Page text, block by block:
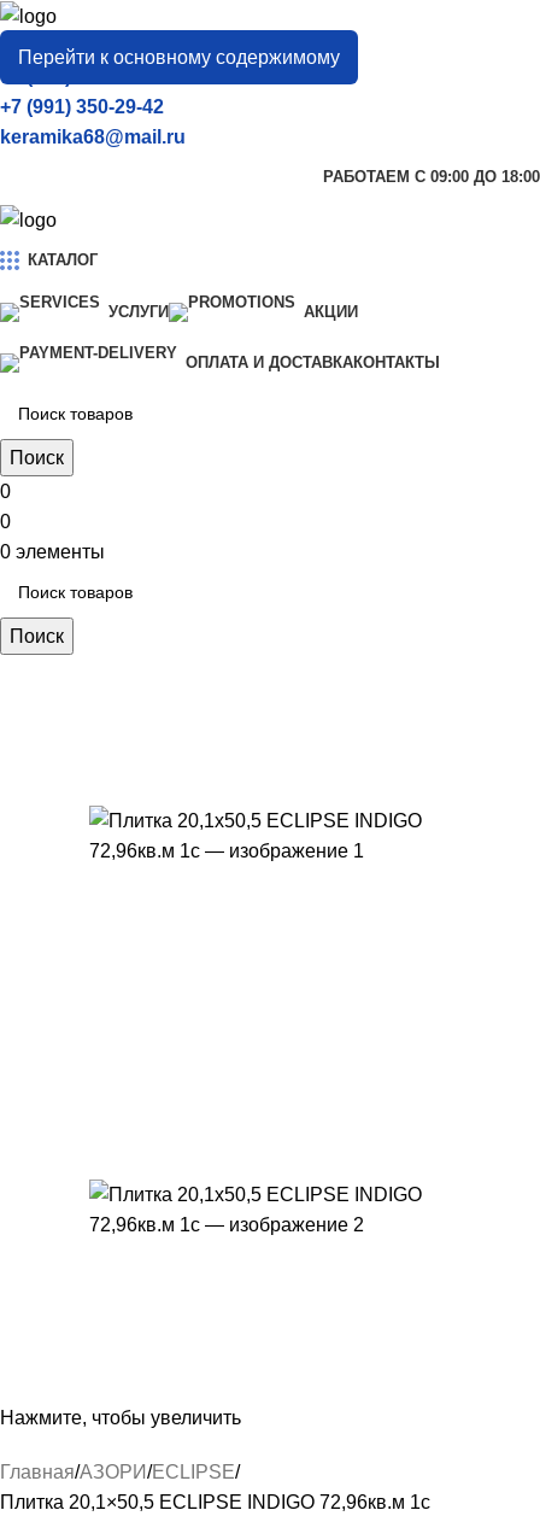
Перейти к основному содержимому
город
Тамбов
+7 (906) 657-33-54
+7 (991) 350-29-42
keramika68@mail.ru
РАБОТАЕМ С 09:00 ДО 18:00
КАТАЛОГ
УСЛУГИ АКЦИИ
ОПЛАТА И ДОСТАВКАКОНТАКТЫ
Поиск
0
0
0 элементы
Поиск
Нажмите, чтобы увеличить
Главная АЗОРИ ECLIPSE
Плитка 20,1×50,5 ECLIPSE INDIGO 72,96кв.м 1с